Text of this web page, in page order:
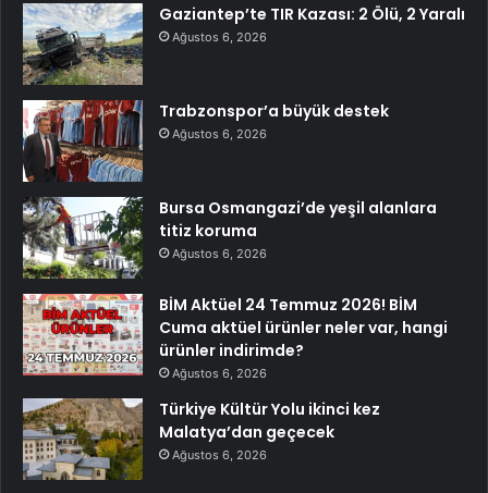
Gaziantep’te TIR Kazası: 2 Ölü, 2 Yaralı
Ağustos 6, 2026
Trabzonspor’a büyük destek
Ağustos 6, 2026
Bursa Osmangazi’de yeşil alanlara
titiz koruma
Ağustos 6, 2026
BİM Aktüel 24 Temmuz 2026! BİM
Cuma aktüel ürünler neler var, hangi
ürünler indirimde?
Ağustos 6, 2026
Türkiye Kültür Yolu ikinci kez
Malatya’dan geçecek
Ağustos 6, 2026